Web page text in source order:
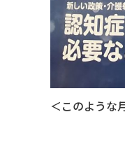
＜このような